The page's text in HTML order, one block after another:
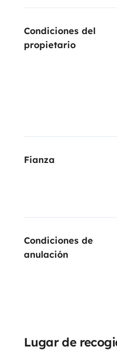
Condiciones del
propietario
Fianza
Condiciones de
anulación
Lugar de